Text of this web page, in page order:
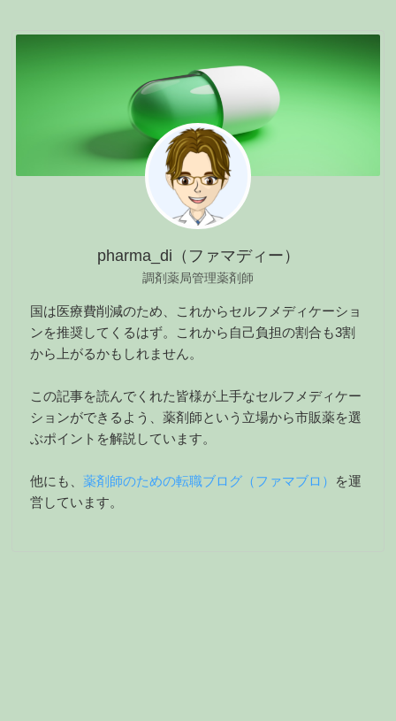
pharma_di（ファマディー）
調剤薬局管理薬剤師
国は医療費削減のため、これからセルフメディケーショ
ンを推奨してくるはず。これから自己負担の割合も3割
から上がるかもしれません。
この記事を読んでくれた皆様が上手なセルフメディケー
ションができるよう、薬剤師という立場から市販薬を選
ぶポイントを解説しています。
他にも、 薬剤師のための転職ブログ（ファマブロ）
を運
営しています。